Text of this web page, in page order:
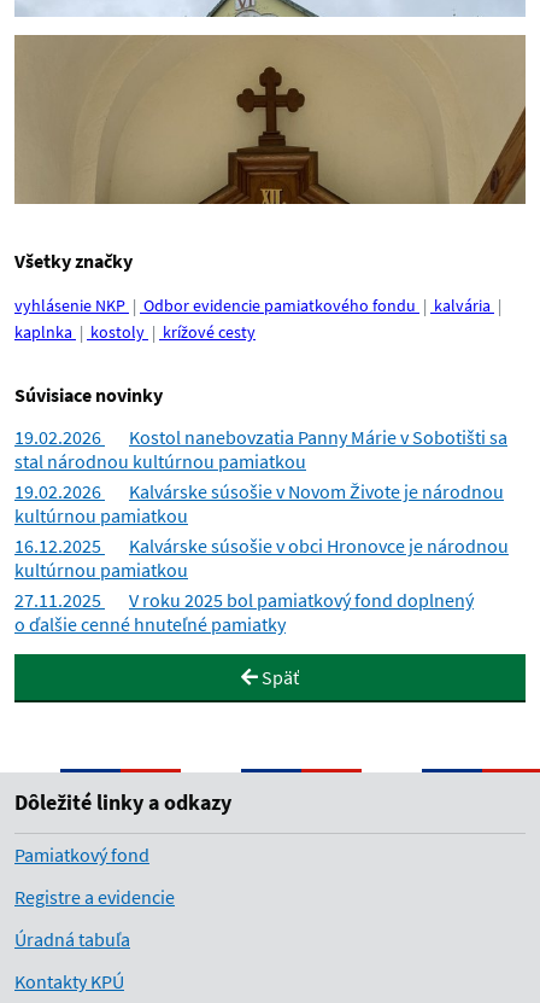
Všetky značky
vyhlásenie NKP Odbor evidencie pamiatkového fondu
kalvária
kaplnka
kostoly krížové cesty
Súvisiace novinky
19.02.2026
Kostol nanebovzatia Panny Márie v Sobotišti sa
stal národnou kultúrnou pamiatkou
19.02.2026
Kalvárske súsošie v Novom Živote je národnou
kultúrnou pamiatkou
16.12.2025
Kalvárske súsošie v obci Hronovce je národnou
kultúrnou pamiatkou
27.11.2025
V roku 2025 bol pamiatkový fond doplnený
o ďalšie cenné hnuteľné pamiatky
Späť
Dôležité linky a odkazy
Pamiatkový fond
Registre a evidencie
Úradná tabuľa
Kontakty KPÚ